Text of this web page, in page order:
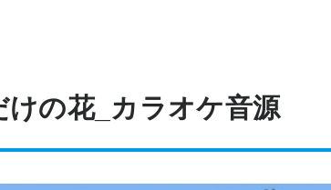
の花_カラオケ音源